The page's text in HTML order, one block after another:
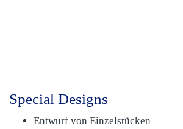
Special Designs
Entwurf von Einzelstücken